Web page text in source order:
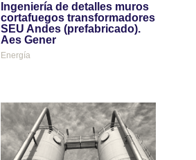
Ingeniería de detalles muros
cortafuegos transformadores
SEU Andes (prefabricado).
Aes Gener
Energía